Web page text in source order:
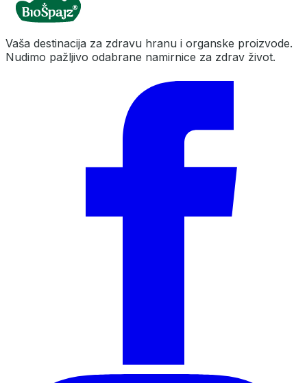
Vaša destinacija za zdravu hranu i organske proizvode.
Nudimo pažljivo odabrane namirnice za zdrav život.